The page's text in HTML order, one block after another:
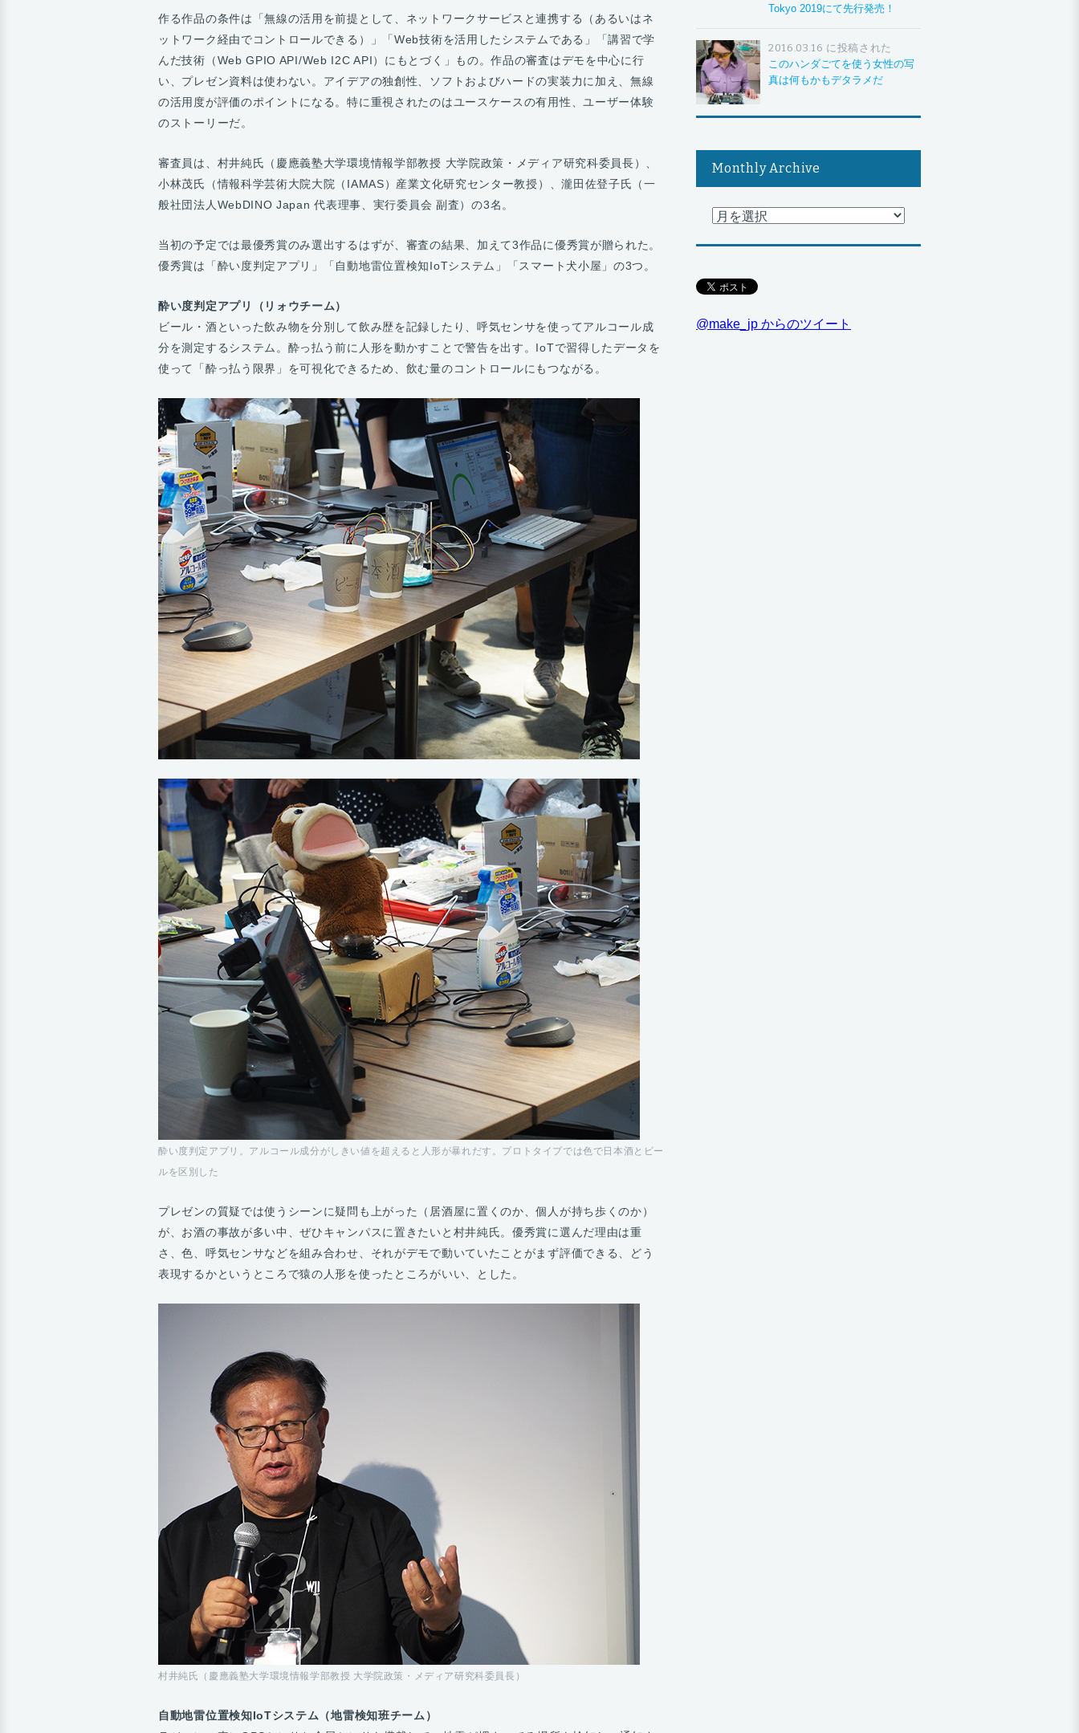
作る作品の条件は「無線の活用を前提として、ネットワークサービスと連携する（あるいはネ
ットワーク経由でコントロールできる）」「Web技術を活用したシステムである」「講習で学
んだ技術（Web GPIO API/Web I2C API）にもとづく」もの。作品の審査はデモを中心に行
い、プレゼン資料は使わない。アイデアの独創性、ソフトおよびハードの実装力に加え、無線
の活用度が評価のポイントになる。特に重視されたのはユースケースの有用性、ユーザー体験
のストーリーだ。
審査員は、村井純氏（慶應義塾大学環境情報学部教授 大学院政策・メディア研究科委員長）、
小林茂氏（情報科学芸術大院大院（IAMAS）産業文化研究センター教授）、瀧田佐登子氏（一
般社団法人WebDINO Japan 代表理事、実行委員会 副査）の3名。
当初の予定では最優秀賞のみ選出するはずが、審査の結果、加えて3作品に優秀賞が贈られた。
優秀賞は「酔い度判定アプリ」「自動地雷位置検知IoTシステム」「スマート犬小屋」の3つ。
酔い度判定アプリ（リォウチーム）
ビール・酒といった飲み物を分別して飲み歴を記録したり、呼気センサを使ってアルコール成
分を測定するシステム。酔っ払う前に人形を動かすことで警告を出す。IoTで習得したデータを
使って「酔っ払う限界」を可視化できるため、飲む量のコントロールにもつながる。
酔い度判定アプリ。アルコール成分がしきい値を超えると人形が暴れだす。プロトタイプでは色で日本酒とビー
ルを区別した
プレゼンの質疑では使うシーンに疑問も上がった（居酒屋に置くのか、個人が持ち歩くのか）
が、お酒の事故が多い中、ぜひキャンパスに置きたいと村井純氏。優秀賞に選んだ理由は重
さ、色、呼気センサなどを組み合わせ、それがデモで動いていたことがまず評価できる、どう
表現するかというところで猿の人形を使ったところがいい、とした。
村井純氏（慶應義塾大学環境情報学部教授 大学院政策・メディア研究科委員長）
自動地雷位置検知IoTシステム（地雷検知班チーム）
Tokyo 2019にて先行発売！
2016.03.16 に投稿された
このハンダごてを使う女性の写
真は何もかもデタラメだ
Monthly Archive
@make_jp からのツイート